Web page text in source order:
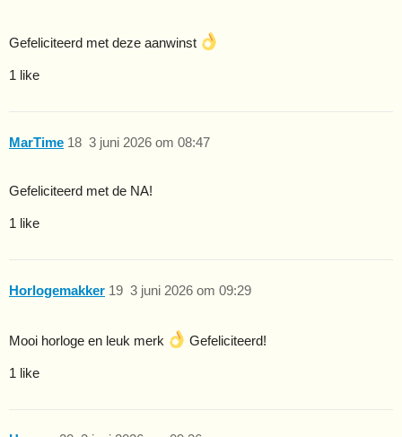
Gefeliciteerd met deze aanwinst
1 like
MarTime 3 juni 2026 om 08:47
18
Gefeliciteerd met de NA!
1 like
Horlogemakker 3 juni 2026 om 09:29
19
Mooi horloge en leuk merk Gefeliciteerd!
1 like